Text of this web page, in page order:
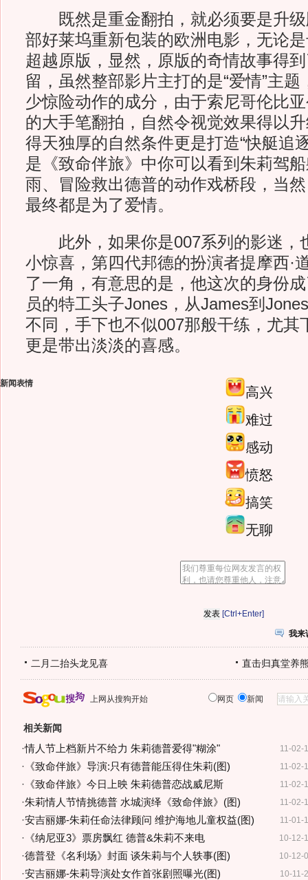
既然是重金翻拍，就必须要是升级
部好莱坞重新包装的欧洲电影，无论
超越原版，显然，原版的奇情故事得
留，虽然整部影片主打的是“爱情”主
少惊险动作的成分，由于索尼哥伦比
的大手笔翻拍，自然令视觉效果得以
得天独厚的自然条件更是打造“快艇追
是《致命伴旅》中你可以看到朱莉驾
雨、冒险救出德普的动作戏桥段，当
最终都是为了爱情。
此外，如果你是007系列的影迷，
小惊喜，第四代邦德的扮演者提摩西·
了一角，有意思的是，他这次的身份
员的特工头子Jones，从James到
不同，手下也不似007那般干练，尤其
更是带出淡淡的喜感。
新闻表情
高兴
难过
感动
愤怒
搞笑
无聊
[Ctrl+Enter]
我来
二月二抬头龙见喜 直击归真堂养
上网从搜狗开始 网页 新闻
相关新闻
11-02-
·情人节上档新片不给力 朱莉德普爱得"糊涂"
11-02-
· 《致命伴旅》导演:只有德普能压得住朱莉(图)
11-02-
· 《致命伴旅》今日上映 朱莉德普恋战威尼斯
11-02-
·朱莉情人节情挑德普 水城演绎《致命伴旅》(图)
11-01-
·安吉丽娜-朱莉任命法律顾问 维护海地儿童权益(图)
10-12-
· 《纳尼亚3》票房飘红 德普&朱莉不来电
10-12-
·德普登《名利场》封面 谈朱莉与个人轶事(图)
10-11-
·安吉丽娜-朱莉导演处女作首张剧照曝光(图)